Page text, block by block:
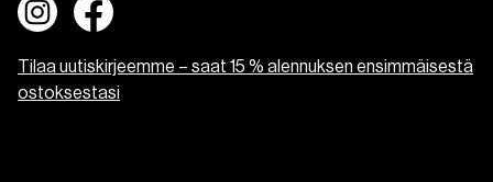
Tilaa uutiskirjeemme – saat 15 % alennuksen ensimmäisestä
ostoksestasi